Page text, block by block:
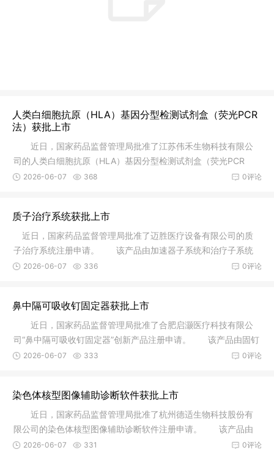
人类白细胞抗原（HLA）基因分型检测试剂盒（荧光PCR
法）获批上市
近日，国家药品监督管理局批准了江苏伟禾生物科技有限公
司的人类白细胞抗原（HLA）基因分型检测试剂盒（荧光PCR
法）注册申请
0评论
2026-06-07 368
质子治疗系统获批上市
近日，国家药品监督管理局批准了迈胜医疗设备有限公司的质
子治疗系统注册申请。 该产品由加速器子系统和治疗子系统
组成，其
0评论
2026-06-07 336
鼻中隔可吸收钉固定器获批上市
近日，国家药品监督管理局批准了合肥启灏医疗科技有限公
司“鼻中隔可吸收钉固定器”创新产品注册申请。 该产品由固钉
器和
0评论
2026-06-07 333
染色体核型图像辅助诊断软件获批上市
近日，国家药品监督管理局批准了杭州德适生物科技股份有
限公司的染色体核型图像辅助诊断软件注册申请。 该产品由
软件安装
0评论
2026-06-07 331